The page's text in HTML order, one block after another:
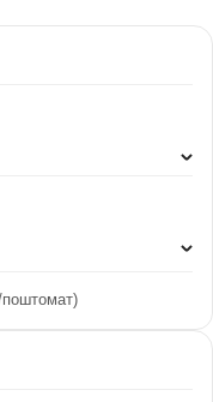
поштомат)